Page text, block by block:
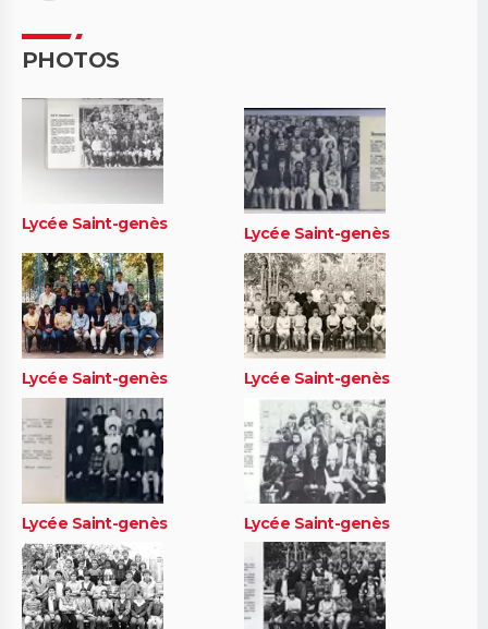
PHOTOS
Lycée Saint-genès Lycée Saint-genès
Lycée Saint-genès Lycée Saint-genès
Lycée Saint-genès Lycée Saint-genès